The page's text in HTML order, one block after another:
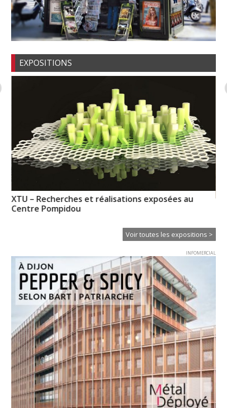
EXPOSITIONS
XTU – Recherches et réalisations exposées au
Centre Pompidou
Voir toutes les expositions >
INFOMERCIAL